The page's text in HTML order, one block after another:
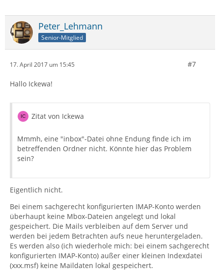
Peter_Lehmann
Senior-Mitglied
17. April 2017 um 15:45 #7
Hallo Ickewa!
Zitat von Ickewa
Mmmh, eine "inbox"-Datei ohne Endung finde ich im
betreffenden Ordner nicht. Könnte hier das Problem
sein?
Eigentlich nicht.
Bei einem sachgerecht konfigurierten IMAP-Konto werden
überhaupt keine Mbox-Dateien angelegt und lokal
gespeichert. Die Mails verbleiben auf dem Server und
werden bei jedem Betrachten aufs neue heruntergeladen.
Es werden also (ich wiederhole mich: bei einem sachgerecht
konfigurierten IMAP-Konto) außer einer kleinen Indexdatei
(xxx.msf) keine Maildaten lokal gespeichert.